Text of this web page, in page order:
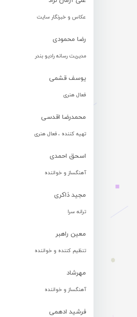
عکاس و خبرنگار سایت
رضا محمودی
مدیریت رسانه رادیو بندر
یوسف قشمی
فعال هنری
محمدرضا اقدسی
تهیه کننده ، فعال هنری
اسحق احمدی
آهنگساز و خواننده
مجید ذاکری
ترانه سرا
معین راهبر
تنظیم کننده و خواننده
مهرشاد
آهنگساز و خواننده
فرشید ادهمی